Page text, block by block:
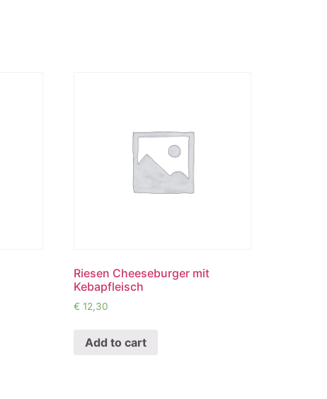
Riesen Cheeseburger mit
Kebapfleisch
€ 12,30
Add to cart